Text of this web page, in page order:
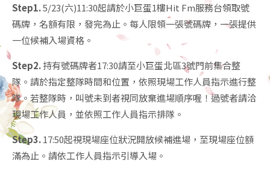
Step1.5/23(六)11:30起請於小巨蛋1樓Hit Fm服務台領取號
碼牌，名額有限，發完為止。每人限領一張號碼牌，一張提供
一位候補入場資格。
Step2.持有號碼牌者17:30請至小巨蛋北區3號門前集合整
隊。請於指定整隊時間和位置，依照現場工作人員指示進行整
隊。若整隊時，叫號未到者視同放棄進場順序喔！過號者請洽
現場工作人員，並依照工作人員指示排隊。
Step3.17:50起視現場座位狀況開放候補進場，至現場座位額
滿為止。請依工作人員指示引導入場。